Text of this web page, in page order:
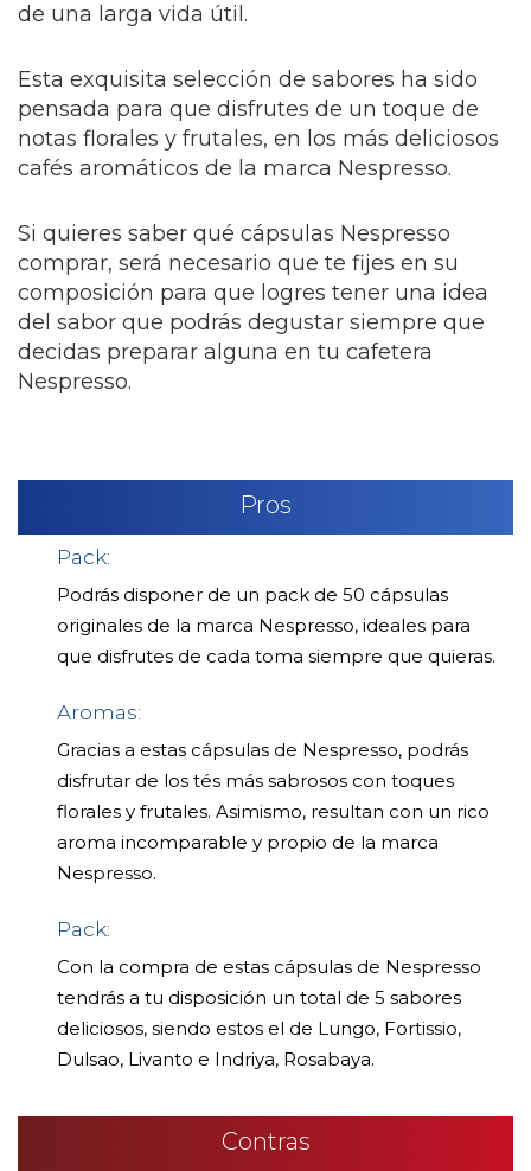
de una larga vida útil.
Esta exquisita selección de sabores ha sido
pensada para que disfrutes de un toque de
notas florales y frutales, en los más deliciosos
cafés aromáticos de la marca Nespresso.
Si quieres saber qué cápsulas Nespresso
comprar, será necesario que te fijes en su
composición para que logres tener una idea
del sabor que podrás degustar siempre que
decidas preparar alguna en tu cafetera
Nespresso.
Pros
Pack:
Podrás disponer de un pack de 50 cápsulas
originales de la marca Nespresso, ideales para
que disfrutes de cada toma siempre que quieras.
Aromas:
Gracias a estas cápsulas de Nespresso, podrás
disfrutar de los tés más sabrosos con toques
florales y frutales. Asimismo, resultan con un rico
aroma incomparable y propio de la marca
Nespresso.
Pack:
Con la compra de estas cápsulas de Nespresso
tendrás a tu disposición un total de 5 sabores
deliciosos, siendo estos el de Lungo, Fortissio,
Dulsao, Livanto e Indriya, Rosabaya.
Contras